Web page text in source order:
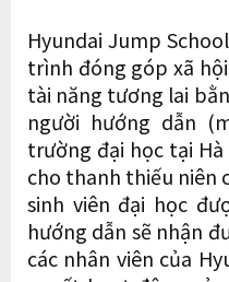
Hyundai Jump
trình đóng góp xã
tài năng tương lai
người hướng dẫn
trường đại học tại
cho thanh thiếu niên
sinh viên đại học
hướng dẫn sẽ nhận
các nhân viên của